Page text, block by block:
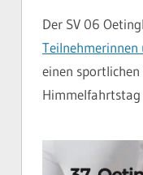
Der SV 06
Teilnehmerinnen
einen
Himmelfahrtstag